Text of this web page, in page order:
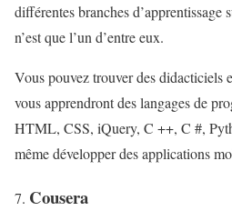
différentes branches d’apprentissage
n’est que l’un d’entre eux.
Vous pouvez trouver des didacticiels
vous apprendront des langages de
HTML, CSS, iQuery, C ++, C #,
même développer des applications
Cousera